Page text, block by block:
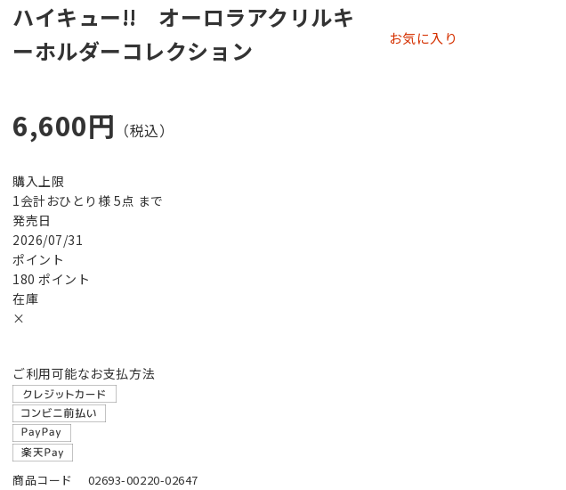
ハイキュー!! オーロラアクリルキ
ーホルダーコレクション
お気に入り
6,600円
購入上限
1会計おひとり様 5点 まで
発売日
2026/07/31
ポイント
180 ポイント
在庫
×
ご利用可能なお支払方法
商品コード
02693-00220-02647